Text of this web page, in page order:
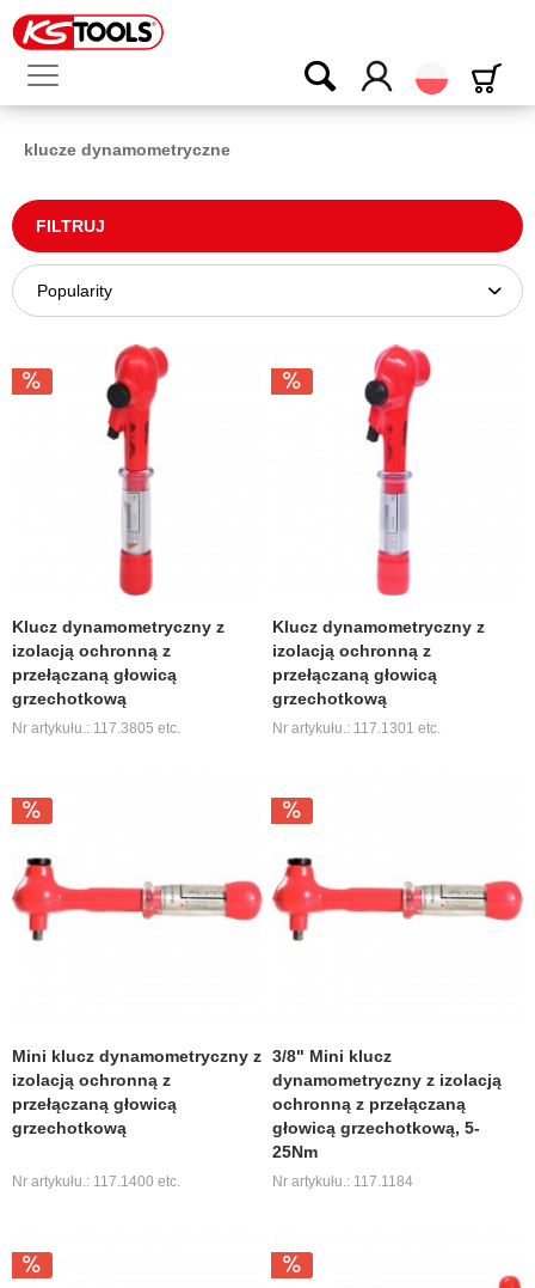
Polski
klucze dynamometryczne
FILTRUJ
Klucz dynamometryczny z
izolacją ochronną z
przełączaną głowicą
grzechotkową
Nr artykułu.: 117.3805 etc.
Klucz dynamometryczny z
izolacją ochronną z
przełączaną głowicą
grzechotkową
Nr artykułu.: 117.1301 etc.
Mini klucz dynamometryczny z
izolacją ochronną z
przełączaną głowicą
grzechotkową
Nr artykułu.: 117.1400 etc.
3/8" Mini klucz
dynamometryczny z izolacją
ochronną z przełączaną
głowicą grzechotkową, 5-
25Nm
Nr artykułu.: 117.1184